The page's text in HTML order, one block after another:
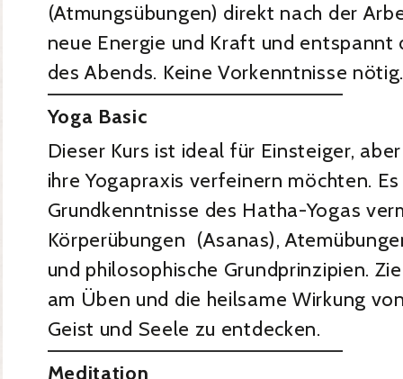
(Atmungsübungen) direkt nach der
neue Energie und Kraft und entspannt
des Abends. Keine Vorkenntnisse
Yoga Basic
Dieser Kurs ist ideal für Einsteiger,
ihre Yogapraxis verfeinern möchten.
Grundkenntnisse des Hatha-Yogas
Körperübungen (Asanas),
und philosophische Grundprinzipien.
am Üben und die heilsame Wirkung
Geist und Seele zu entdecken.
Meditation